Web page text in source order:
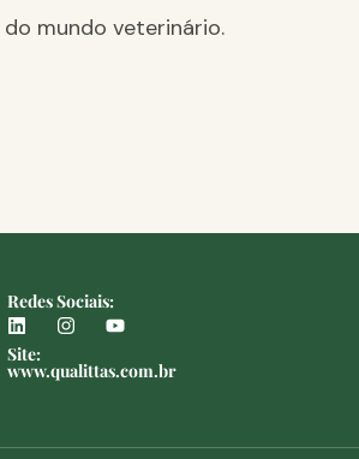
mundo veterinário.
Redes Sociais:
Site:
www.qualittas.com.br